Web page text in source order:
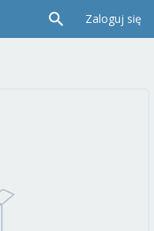
Zaloguj się